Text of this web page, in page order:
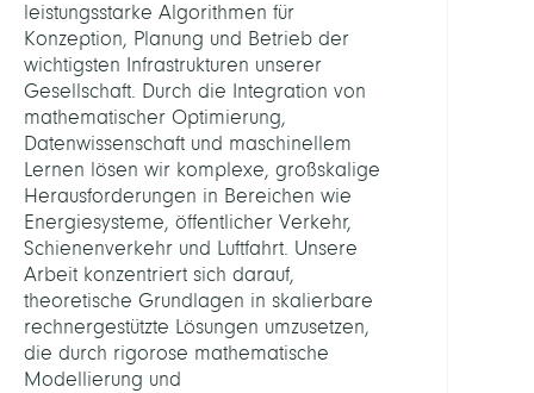
leistungsstarke Algorithmen für
Konzeption, Planung und Betrieb der
wichtigsten Infrastrukturen unserer
Gesellschaft. Durch die Integration von
mathematischer Optimierung,
Datenwissenschaft und maschinellem
Lernen lösen wir komplexe, großskalige
Herausforderungen in Bereichen wie
Energiesysteme, öffentlicher Verkehr,
Schienenverkehr und Luftfahrt. Unsere
Arbeit konzentriert sich darauf,
theoretische Grundlagen in skalierbare
rechnergestützte Lösungen umzusetzen,
die durch rigorose mathematische
Modellierung und